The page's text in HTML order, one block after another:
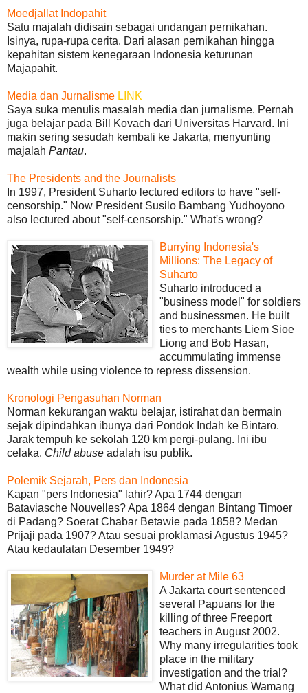
Moedjallat Indopahit
Satu majalah didisain sebagai undangan pernikahan.
Isinya, rupa-rupa cerita. Dari alasan pernikahan hingga
kepahitan sistem kenegaraan Indonesia keturunan
Majapahit.
Media dan Jurnalisme LINK
Saya suka menulis masalah media dan jurnalisme. Pernah
juga belajar pada Bill Kovach dari Universitas Harvard. Ini
makin sering sesudah kembali ke Jakarta, menyunting
majalah Pantau.
The Presidents and the Journalists
In 1997, President Suharto lectured editors to have "self-
censorship." Now President Susilo Bambang Yudhoyono
also lectured about "self-censorship." What's wrong?
Burrying Indonesia's
Millions: The Legacy of
Suharto
Suharto introduced a
"business model" for soldiers
and businessmen. He built
ties to merchants Liem Sioe
Liong and Bob Hasan,
accummulating immense
wealth while using violence to repress dissension.
Kronologi Pengasuhan Norman
Norman kekurangan waktu belajar, istirahat dan bermain
sejak dipindahkan ibunya dari Pondok Indah ke Bintaro.
Jarak tempuh ke sekolah 120 km pergi-pulang. Ini ibu
celaka. Child abuse adalah isu publik.
Polemik Sejarah, Pers dan Indonesia
Kapan "pers Indonesia" lahir? Apa 1744 dengan
Bataviasche Nouvelles? Apa 1864 dengan Bintang Timoer
di Padang? Soerat Chabar Betawie pada 1858? Medan
Prijaji pada 1907? Atau sesuai proklamasi Agustus 1945?
Atau kedaulatan Desember 1949?
Murder at Mile 63
A Jakarta court sentenced
several Papuans for the
killing of three Freeport
teachers in August 2002.
Why many irregularities took
place in the military
investigation and the trial?
What did Antonius Wamang